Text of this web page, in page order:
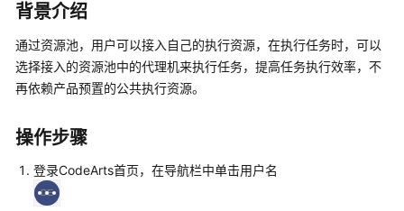
费
说
明
快
入
门
背景介绍
通过资源池，用户可以接入自己的执行资源，在执行任务时，可以
选择接入的资源池中的代理机来执行任务，提高任务执行效率，不
再依赖产品预置的公共执行资源。
操作步骤
登录CodeArts首页，在导航栏中单击用户名